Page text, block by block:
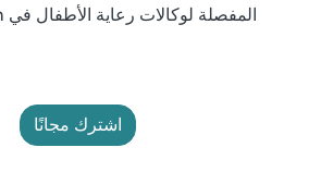
المفصلة لوكالات رعاية الأطفال في Alrmtheiah.
اشترك مجانًا